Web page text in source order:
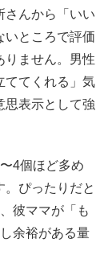
さんから「いい
いところで評価
りません。男性
ててくれる」気
思表示として強
4個ほど多め
ぴったりだと
彼ママが「も
余裕がある量